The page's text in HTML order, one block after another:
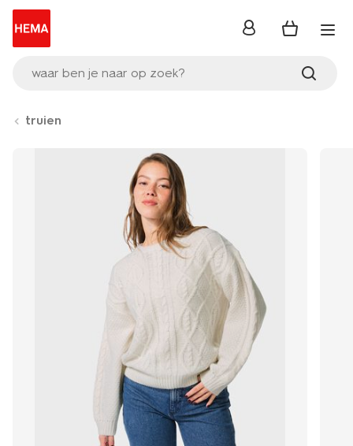
waar ben je naar op zoek?
inloggen
truien